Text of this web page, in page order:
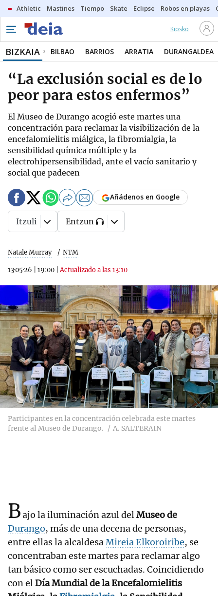
Athletic Mastines Tiempo Skate Eclipse Robos en playas
Kiosko
BIZKAIA BILBAO BARRIOS ARRATIA DURANGALDEA
“La exclusión social es de lo
peor para estos enfermos”
El Museo de Durango acogió este martes una
concentración para reclamar la visibilización de la
encefalomielitis miálgica, la fibromialgia, la
sensibilidad química múltiple y la
electrohipersensibilidad, ante el vacío sanitario y
social que padecen
Natale Murray NTM
13·05·26 19:00 |Actualizado a las 13:10
Añádenos en Google
Itzuli Entzun
Participantes en la concentración celebrada este martes
frente al Museo de Durango.
A. SALTERAIN
Bajo la iluminación azul delMuseo de
Durango, más de una decena de personas,
entre ellas la alcaldesaMireia Elkoroiribe, se
concentraban este martes para reclamar algo
tan básico como ser escuchadas. Coincidiendo
con elDía Mundial de la Encefalomielitis